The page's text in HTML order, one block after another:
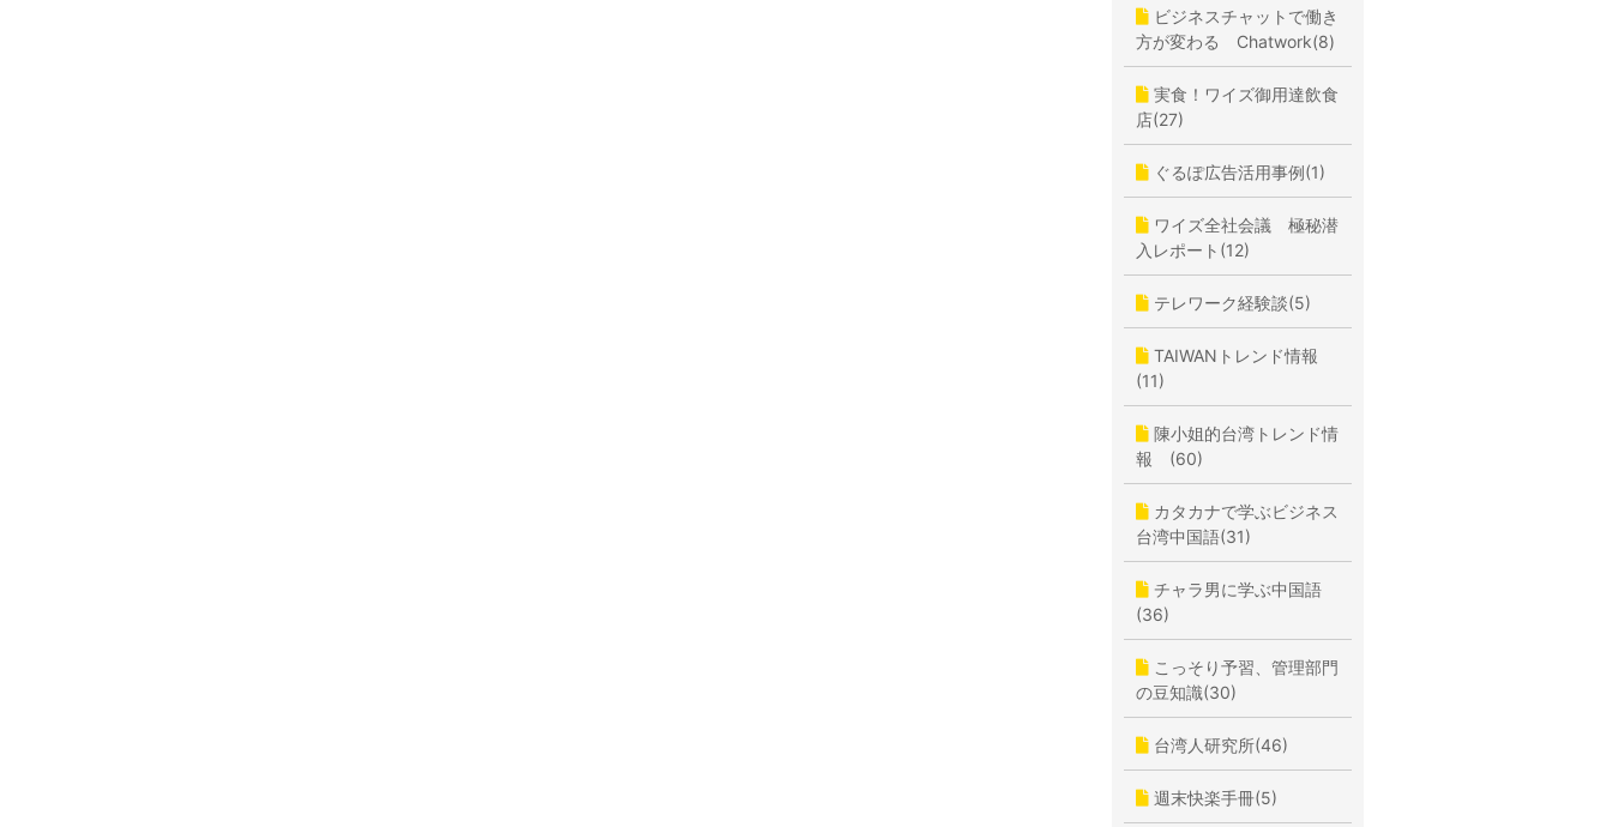
ビジネスチャットで働き
方が変わる Chatwork(8)
実食！ワイズ御用達飲食
店(27)
ぐるぽ広告活用事例(1)
ワイズ全社会議 極秘潜
入レポート(12)
テレワーク経験談(5)
TAIWANトレンド情報
(11)
陳小姐的台湾トレンド情
報 (60)
カタカナで学ぶビジネス
台湾中国語(31)
チャラ男に学ぶ中国語
(36)
こっそり予習、管理部門
の豆知識(30)
台湾人研究所(46)
週末快楽手冊(5)